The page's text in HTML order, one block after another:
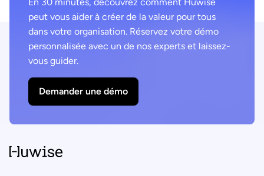
peut vous aider à créer de la valeur pour tous
dans votre organisation. Réservez votre démo
personnalisée avec un de nos experts et laissez-
vous guider.
Demander une démo